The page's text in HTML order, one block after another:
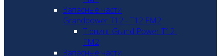
Запасные части
Grandpower T12 - T12 FM2
Тюнинг Grand Power T12-
FM2
Запасные части